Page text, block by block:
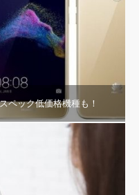
ペック低価格機種も！